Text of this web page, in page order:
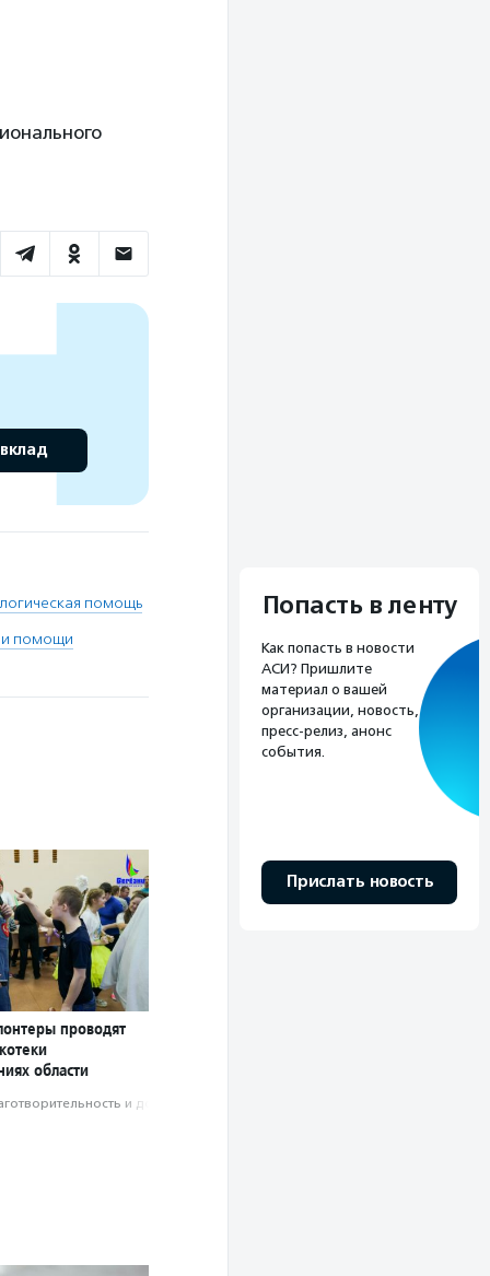
помощь
и помощи
проводят
области
и доброволь­чест­во
Попасть в ленту
Как попасть в новости
АСИ? Пришлите
материал о вашей
организации, новость,
пресс-релиз, анонс
события.
Прислать новость